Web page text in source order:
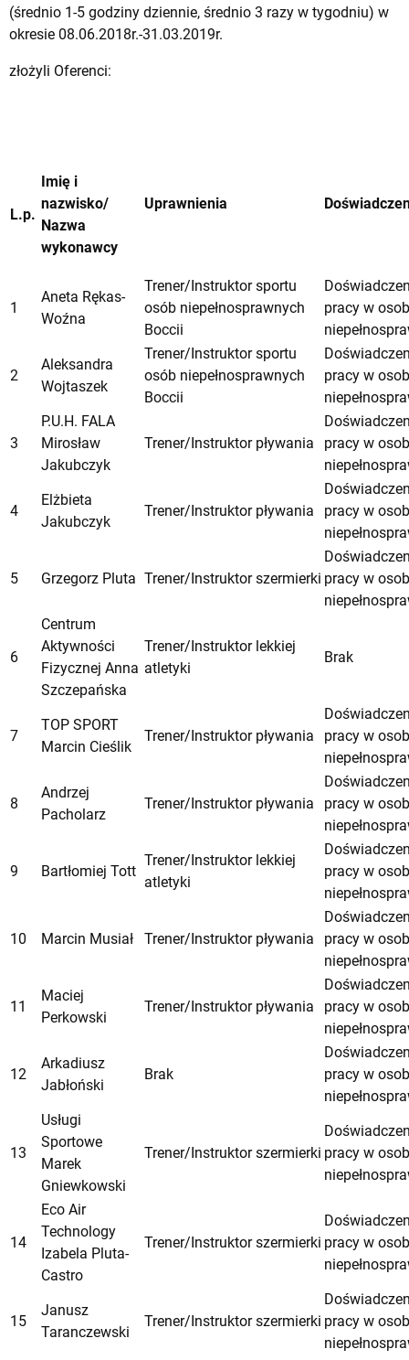
(średnio 1-5 godziny dziennie, średnio 3 razy w tygodniu) w
okresie 08.06.2018r.-31.03.2019r.
złożyli Oferenci:
L.p.
Imię i
nazwisko/
Nazwa
wykonawcy
Uprawnienia
1
Aneta Rękas-
Woźna
Trener/Instruktor sportu
osób niepełnosprawnych
Boccii
pracy w
2
Aleksandra
Wojtaszek
Trener/Instruktor sportu
osób niepełnosprawnych
Boccii
pracy w
3
P.U.H. FALA
Mirosław
Jakubczyk
Trener/Instruktor pływania
pracy w
4
Elżbieta
Jakubczyk
Trener/Instruktor pływania
pracy w
5 Grzegorz Pluta Trener/Instruktor szermierki pracy w
6
Centrum
Aktywności
Fizycznej Anna
Szczepańska
Trener/Instruktor lekkiej
atletyki
Brak
7
TOP SPORT
Marcin Cieślik
Trener/Instruktor pływania
pracy w
8
Andrzej
Pacholarz
Trener/Instruktor pływania
pracy w
9 Bartłomiej Tott
Trener/Instruktor lekkiej
atletyki
pracy w
10 Marcin Musiał Trener/Instruktor pływania
pracy w
11
Maciej
Perkowski
Trener/Instruktor pływania
pracy w
12
Arkadiusz
Jabłoński
Brak
pracy w
13
Usługi
Sportowe
Marek
Gniewkowski
Trener/Instruktor szermierki pracy w
14
Eco Air
Technology
Izabela Pluta-
Castro
Trener/Instruktor szermierki pracy w
15
Janusz
Taranczewski
Trener/Instruktor szermierki pracy w